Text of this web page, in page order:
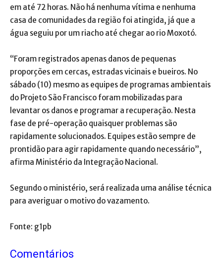
em até 72 horas. Não há nenhuma vítima e nenhuma
casa de comunidades da região foi atingida, já que a
água seguiu por um riacho até chegar ao rio Moxotó.
“Foram registrados apenas danos de pequenas
proporções em cercas, estradas vicinais e bueiros. No
sábado (10) mesmo as equipes de programas ambientais
do Projeto São Francisco foram mobilizadas para
levantar os danos e programar a recuperação. Nesta
fase de pré-operação quaisquer problemas são
rapidamente solucionados. Equipes estão sempre de
prontidão para agir rapidamente quando necessário”,
afirma Ministério da Integração Nacional.
Segundo o ministério, será realizada uma análise técnica
para averiguar o motivo do vazamento.
Fonte: g1pb
Comentários